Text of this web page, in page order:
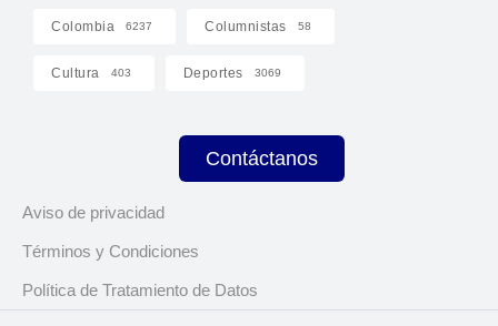
Colombia 6237 Columnistas 58
Cultura 403 Deportes 3069
Contáctanos
Aviso de privacidad
Términos y Condiciones
Política de Tratamiento de Datos